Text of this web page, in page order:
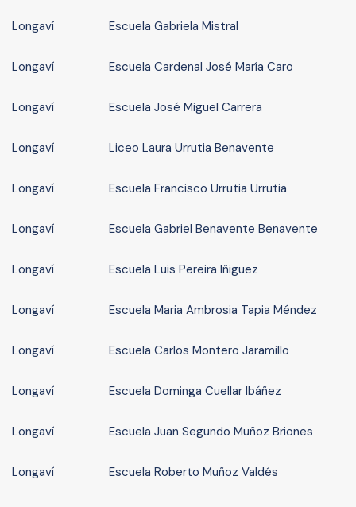
Longaví Escuela Gabriela Mistral
Longaví Escuela Cardenal José María Caro
Longaví Escuela José Miguel Carrera
Longaví Liceo Laura Urrutia Benavente
Longaví Escuela Francisco Urrutia Urrutia
Longaví Escuela Gabriel Benavente Benavente
Longaví Escuela Luis Pereira Iñiguez
Longaví Escuela Maria Ambrosia Tapia Méndez
Longaví Escuela Carlos Montero Jaramillo
Longaví Escuela Dominga Cuellar Ibáñez
Longaví Escuela Juan Segundo Muñoz Briones
Longaví Escuela Roberto Muñoz Valdés